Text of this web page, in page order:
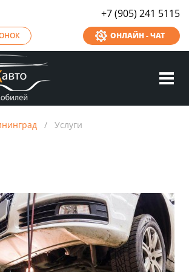
+7 (905) 241 5115
ОНЛАЙН - ЧАТ
/ Услуги